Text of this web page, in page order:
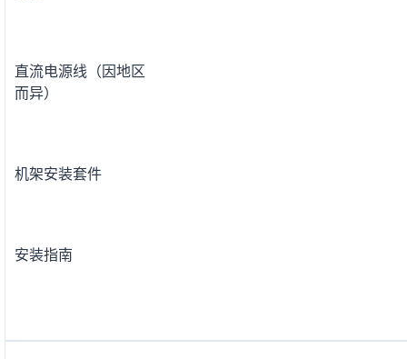
直流电源线（因地区
而异）
机架安装套件
安装指南